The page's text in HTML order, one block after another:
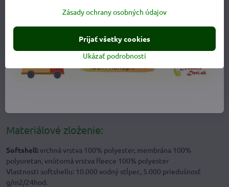
Materiálové zloženie:
Softshell:vrchná vrstva 100% polyester, membrána 100%
polyuretan, vnútorná vrstva fleece 100% polyester
Vlastnosti softshellu: 10.000 vodný stĺpec, 5.000 priedušnosť
g/m2/24hod.
Zásady ochrany osobných údajov
Ukázať podrobnosti
Prijať všetky cookies